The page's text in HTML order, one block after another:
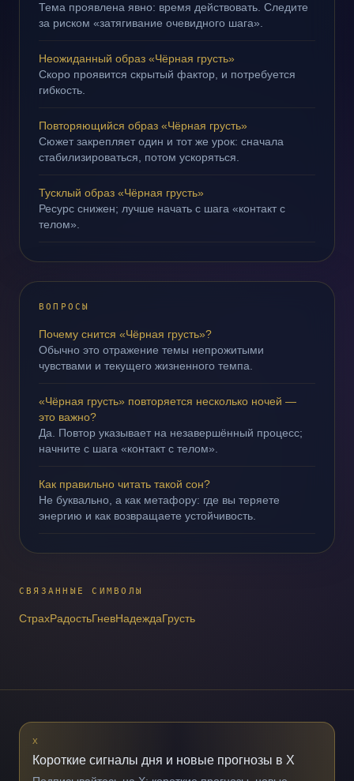
Тема проявлена явно: время действовать. Следите
за риском «затягивание очевидного шага».
Неожиданный образ «Чёрная грусть»
Скоро проявится скрытый фактор, и потребуется
гибкость.
Повторяющийся образ «Чёрная грусть»
Сюжет закрепляет один и тот же урок: сначала
стабилизироваться, потом ускоряться.
Тусклый образ «Чёрная грусть»
Ресурс снижен; лучше начать с шага «контакт с
телом».
ВОПРОСЫ
Почему снится «Чёрная грусть»?
Обычно это отражение темы непрожитыми
чувствами и текущего жизненного темпа.
«Чёрная грусть» повторяется несколько ночей —
это важно?
Да. Повтор указывает на незавершённый процесс;
начните с шага «контакт с телом».
Как правильно читать такой сон?
Не буквально, а как метафору: где вы теряете
энергию и как возвращаете устойчивость.
СВЯЗАННЫЕ СИМВОЛЫ
СтрахРадостьГневНадеждаГрусть
X
Короткие сигналы дня и новые прогнозы в X